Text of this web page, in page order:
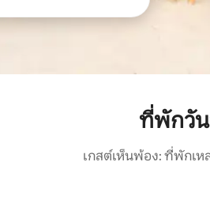
ที่พักวั
เกสต์เห็นพ้อง: ที่พักเ